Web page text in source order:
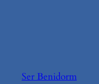
Ser Benidorm